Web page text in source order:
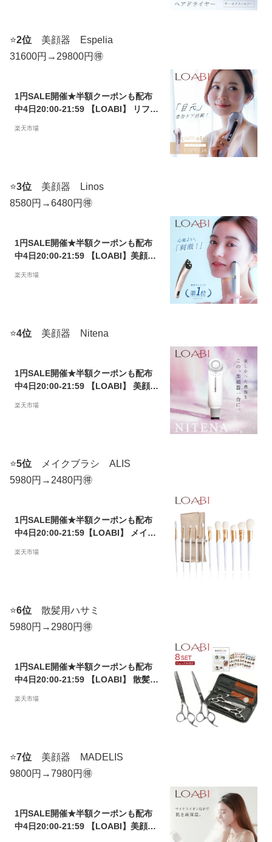
⭐️2位 美顔器
Espelia
31600円→29800円🉐
1円SALE開催★半額クーポンも配布
中4日20:00-21:59 【LOABI】 リフト
音波美顔器 毛穴ケア 目元ケア イオン
楽天市場
⭐️3位 美顔器
Linos
8580円→6480円🉐
1円SALE開催★半額クーポンも配布
中4日20:00-21:59 【LOABI】美顔器
い線 rf アイマッサージャー 美肌 保湿
楽天市場
⭐️4位 美顔器 Nitena
1円SALE開催★半額クーポンも配布
中4日20:00-21:59 【LOABI】 美顔器
ウォーターピーリング 超音波 毛穴 毛
楽天市場
⭐️5位 メイクブラシ ALIS
5980円→2480円🉐
1円SALE開催★半額クーポンも配布
中4日20:00-21:59【LOABI】 メイク
愛い メイク道具 持ち運び プレゼント
ラシ
楽天市場
⭐️6位 散髪用ハサミ
5980円→2980円🉐
1円SALE開催★半額クーポンも配布
中4日20:00-21:59 【LOABI】 散髪
バサミ セルフカット ヘアカット 髪切
楽天市場
⭐️7位 美顔器
MADELIS
9800円→7980円🉐
1円SALE開催★半額クーポンも配布
中4日20:00-21:59 【LOABI】美顔器